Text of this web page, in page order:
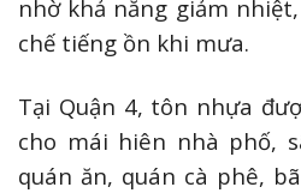
nhờ khả năng giảm
chế tiếng ồn khi mưa.
Tại Quận 4, tôn nhựa
cho mái hiên nhà phố,
quán ăn, quán cà phê,